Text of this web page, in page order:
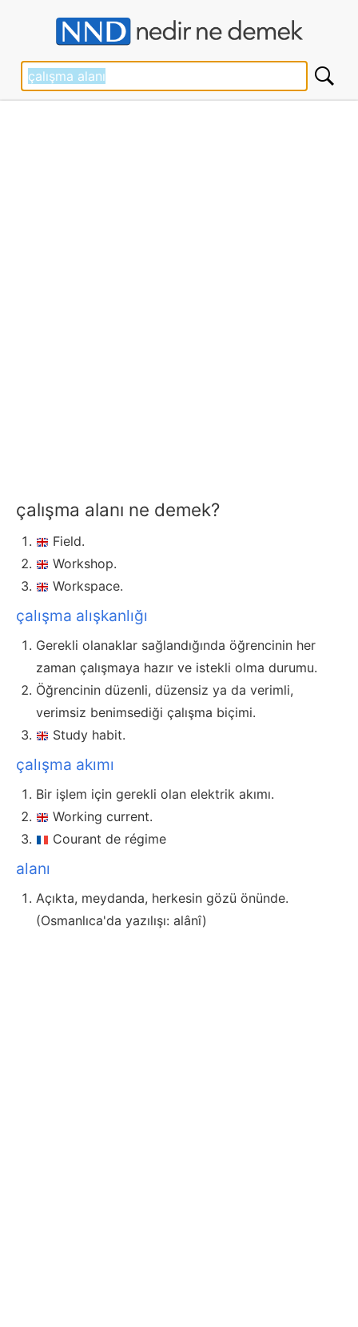
çalışma alanı ne demek?
Field.
Workshop.
Workspace.
çalışma alışkanlığı
Gerekli olanaklar sağlandığında öğrencinin her
zaman çalışmaya hazır ve istekli olma durumu.
Öğrencinin düzenli, düzensiz ya da verimli,
verimsiz benimsediği çalışma biçimi.
Study habit.
çalışma akımı
Bir işlem için gerekli olan elektrik akımı.
Working current.
Courant de régime
alanı
Açıkta, meydanda, herkesin gözü önünde.
(Osmanlıca'da yazılışı: alânî)